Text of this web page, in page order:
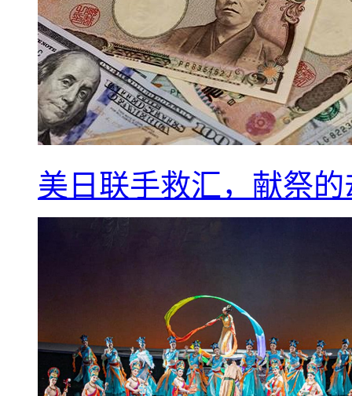
美日联手救汇，献祭